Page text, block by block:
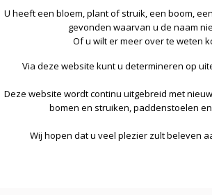
U heeft een bloem, plant of struik, een boom,
gevonden waarvan u de naam
Of u wilt er meer over te weten
Via deze website kunt u determineren op
Deze website wordt continu uitgebreid met
bomen en struiken, paddenstoelen
Wij hopen dat u veel plezier zult beleven